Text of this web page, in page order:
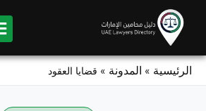
content
الرئيسية » المدونة » قضايا العقود